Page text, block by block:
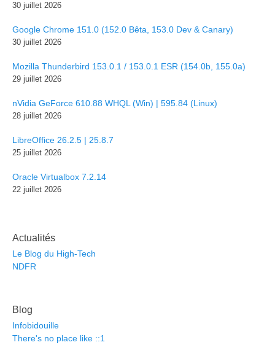
30 juillet 2026
Google Chrome 151.0 (152.0 Bêta, 153.0 Dev & Canary)
30 juillet 2026
Mozilla Thunderbird 153.0.1 / 153.0.1 ESR (154.0b, 155.0a)
29 juillet 2026
nVidia GeForce 610.88 WHQL (Win) | 595.84 (Linux)
28 juillet 2026
LibreOffice 26.2.5 | 25.8.7
25 juillet 2026
Oracle Virtualbox 7.2.14
22 juillet 2026
Actualités
Le Blog du High-Tech
NDFR
Blog
Infobidouille
There's no place like ::1